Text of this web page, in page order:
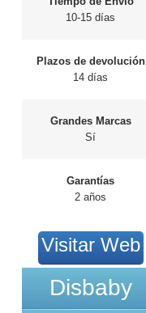
10-15 días
Plazos de devolución
14 días
Grandes Marcas
Sí
Garantías
2 años
Visitar Web
Disbaby